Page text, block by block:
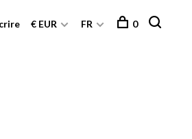
€ EUR FR 0